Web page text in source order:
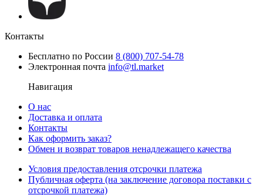
Контакты
Бесплатно по России 8 (800) 707-54-78
Электронная почта info@tl.market
Навигация
О нас
Доставка и оплата
Контакты
Как оформить заказ?
Обмен и возврат товаров ненадлежащего качества
Условия предоставления отсрочки платежа
Публичная оферта (на заключение договора поставки с
отсрочкой платежа)